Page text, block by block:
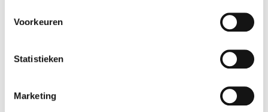
Voorkeuren
Statistieken
Marketing
Specificaties